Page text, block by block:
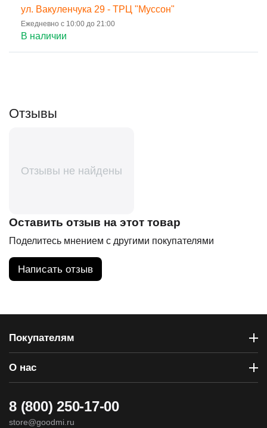
ул. Вакуленчука 29 - ТРЦ "Муссон"
Ежедневно с 10:00 до 21:00
В наличии
Отзывы
Отзывы не найдены
Оставить отзыв на этот товар
Поделитесь мнением с другими покупателями
Написать отзыв
Покупателям
О нас
8 (800) 250-17-00
store@goodmi.ru